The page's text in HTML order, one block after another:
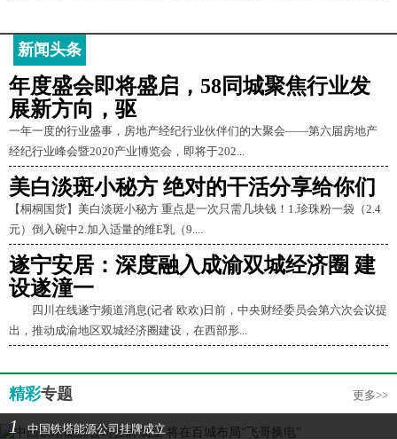
新闻头条
年度盛会即将盛启，58同城聚焦行业发
展新方向，驱
一年一度的行业盛事，房地产经纪行业伙伴们的大聚会——第六届房地产
经纪行业峰会暨2020产业博览会，即将于202...
美白淡斑小秘方 绝对的干活分享给你们
【桐桐国货】美白淡斑小秘方 重点是一次只需几块钱！1.珍珠粉一袋（2.4
元）倒入碗中2.加入适量的维E乳（9....
遂宁安居：深度融入成渝双城经济圈 建
设遂潼一
四川在线遂宁频道消息(记者 欧欢)日前，中央财经委员会第六次会议提
出，推动成渝地区双城经济圈建设，在西部形...
精彩专题 更多>>
1 中国铁塔能源公司挂牌成立